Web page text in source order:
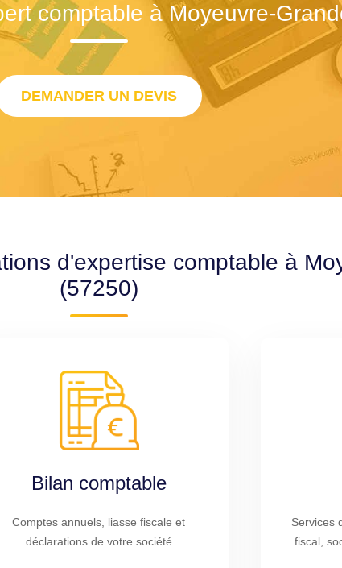
comptable à Moyeuvre-
DEMANDER UN DEVIS
d'expertise comptable à
(57250)
Bilan comptable
Comptes annuels, liasse fiscale et
déclarations de votre société
Services
fiscal,